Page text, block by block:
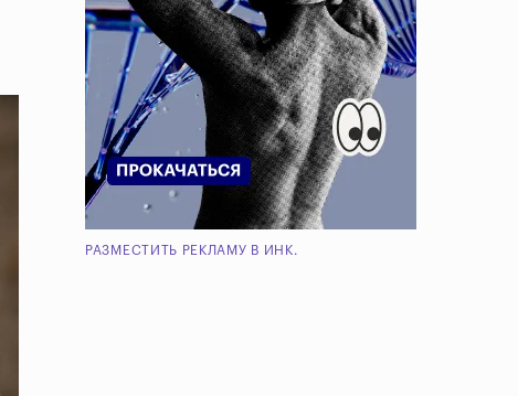
РАЗМЕСТИТЬ РЕКЛАМУ В ИНК.